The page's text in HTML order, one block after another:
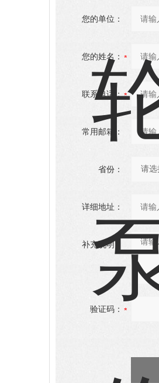
您的单位：
您的姓名：
联系电话：
常用邮箱：
省份：
详细地址：
补充说明：
验证码：